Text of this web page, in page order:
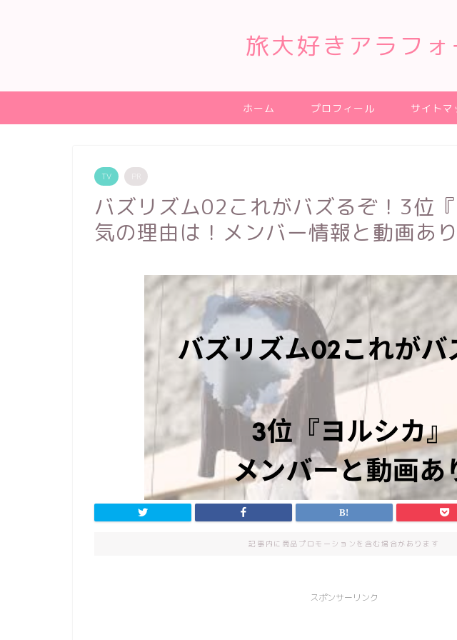
旅大好きアラフ
ホーム プロフィール サイトマ
TV
バズリズム02これがバズるぞ！3位
気の理由は！メンバー情報と動画あり
記事内に商品プロモーションを含む場合があります
スポンサーリンク